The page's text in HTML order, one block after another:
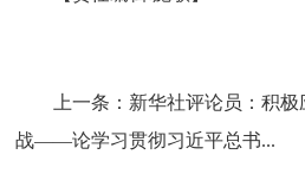
上一条： 新华社评论员：积
战——论学习贯彻习近平总书...